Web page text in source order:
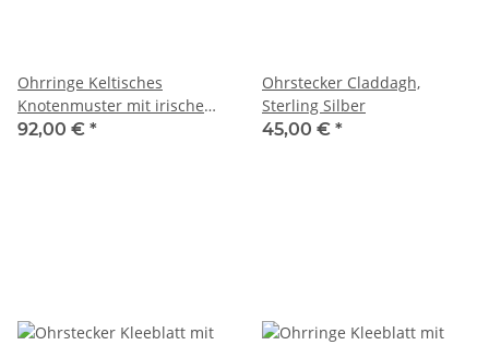
Ohrringe Keltisches
Knotenmuster mit irischem
Marmor
92,00 € *
Ohrstecker Claddagh,
Sterling Silber
45,00 € *